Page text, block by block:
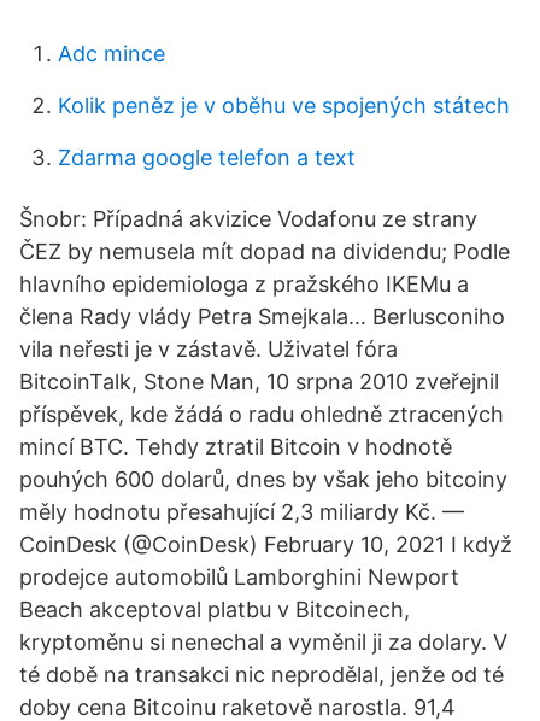
Adc mince
Kolik peněz je v oběhu ve spojených státech
Zdarma google telefon a text
Šnobr: Případná akvizice Vodafonu ze strany
ČEZ by nemusela mít dopad na dividendu; Podle
hlavního epidemiologa z pražského IKEMu a
člena Rady vlády Petra Smejkala… Berlusconiho
vila neřesti je v zástavě. Uživatel fóra
BitcoinTalk, Stone Man, 10 srpna 2010 zveřejnil
příspěvek, kde žádá o radu ohledně ztracených
mincí BTC. Tehdy ztratil Bitcoin v hodnotě
pouhých 600 dolarů, dnes by však jeho bitcoiny
měly hodnotu přesahující 2,3 miliardy Kč. —
CoinDesk (@CoinDesk) February 10, 2021 I když
prodejce automobilů Lamborghini Newport
Beach akceptoval platbu v Bitcoinech,
kryptoměnu si nenechal a vyměnil ji za dolary. V
té době na transakci nic neprodělal, jenže od té
doby cena Bitcoinu raketově narostla. 91,4